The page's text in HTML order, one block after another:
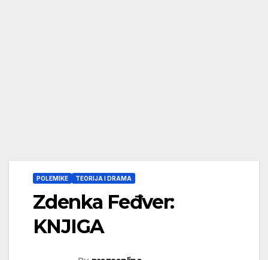
POLEMIKE TEORIJA I DRAMA
Zdenka Feđver:
KNJIGA